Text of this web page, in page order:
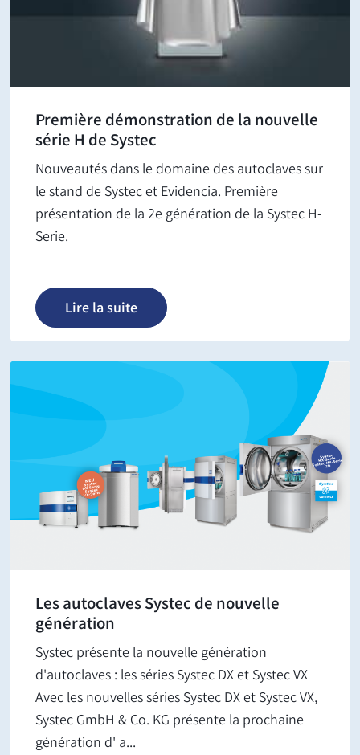
Première démonstration de la nouvelle
série H de Systec
Nouveautés dans le domaine des autoclaves sur
le stand de Systec et Evidencia. Première
présentation de la 2e génération de la Systec H-
Serie.
Lire la suite
Les autoclaves Systec de nouvelle
génération
Systec présente la nouvelle génération
d'autoclaves : les séries Systec DX et Systec VX
Avec les nouvelles séries Systec DX et Systec VX,
Systec GmbH & Co. KG présente la prochaine
génération d' a...